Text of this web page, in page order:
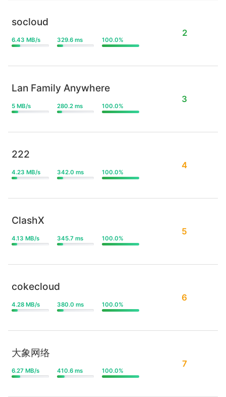
socloud
6.43 MB/s 329.6 ms 100.0%
2
Lan Family Anywhere
5 MB/s 280.2 ms 100.0%
3
222
4.23 MB/s 342.0 ms 100.0%
4
ClashX
4.13 MB/s 345.7 ms 100.0%
5
cokecloud
4.28 MB/s 380.0 ms 100.0%
6
大象网络
6.27 MB/s 410.6 ms 100.0%
7